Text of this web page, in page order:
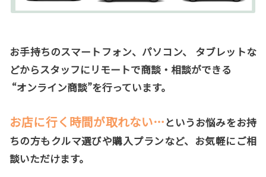
お手持ちのスマートフォン、パソコン、 タブレットな
どからスタッフにリモートで商談・相談ができる
“オンライン商談”を行っています。
お店に行く時間が取れない…というお悩みをお持
ちの方もクルマ選びや購入プランなど、お気軽にご相
談いただけます。